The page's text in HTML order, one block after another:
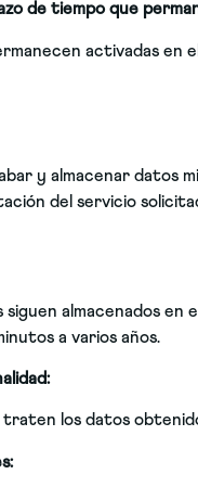
de tiempo que
activadas en
y almacenar datos
del servicio
siguen almacenados
a varios años.
traten los datos